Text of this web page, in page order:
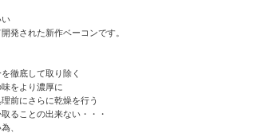
い
発された新作ベーコンです。
徹底して取り除く
をより濃厚に
前にさらに乾燥を行う
ることの出来ない・・・
、